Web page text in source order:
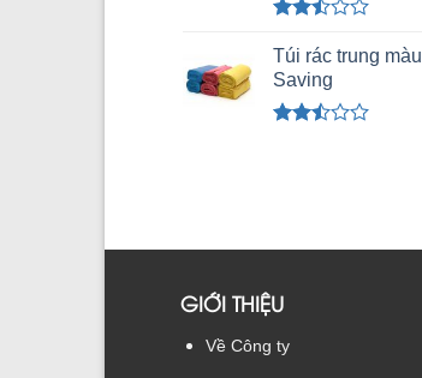
xếp
hạng
2.50
5 sao
Túi rác trung màu
Saving
GIỚI THIỆU
Về Công ty